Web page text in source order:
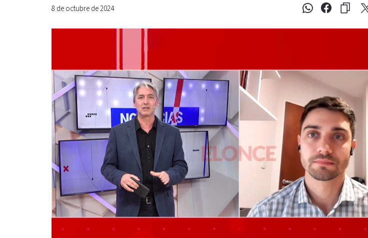
8 de octubre de 2024